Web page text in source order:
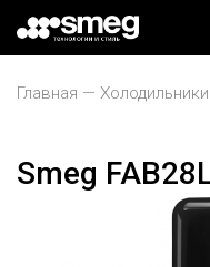
Главная
Smeg